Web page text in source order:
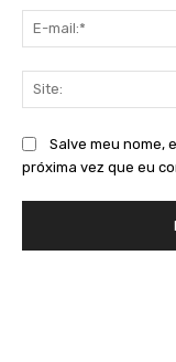
Salve meu nome,
próxima vez que eu